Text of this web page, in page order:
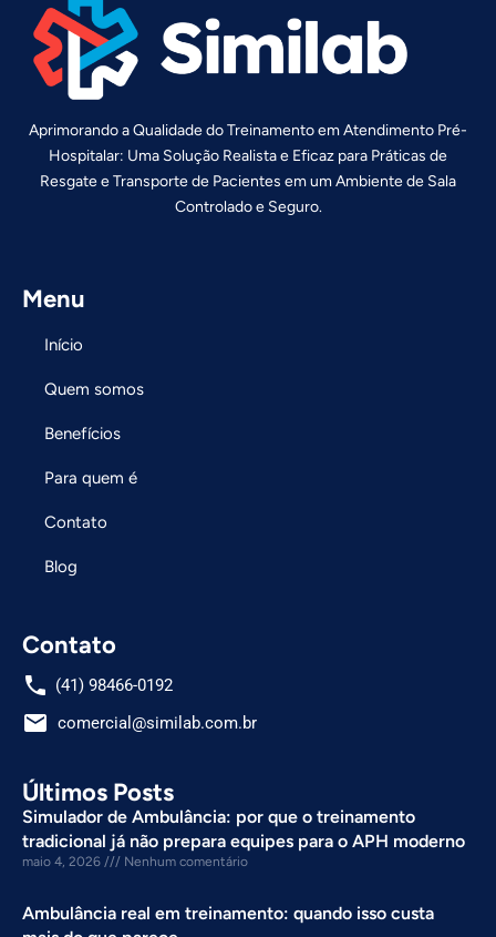
Aprimorando a Qualidade do Treinamento em Atendimento Pré-
Hospitalar: Uma Solução Realista e Eficaz para Práticas de
Resgate e Transporte de Pacientes em um Ambiente de Sala
Controlado e Seguro.
Menu
Início
Quem somos
Benefícios
Para quem é
Contato
Blog
Contato
phone (41) 98466-0192
email comercial@similab.com.br
Últimos Posts
Simulador de Ambulância: por que o treinamento
tradicional já não prepara equipes para o APH moderno
maio 4, 2026 Nenhum comentário
Ambulância real em treinamento: quando isso custa